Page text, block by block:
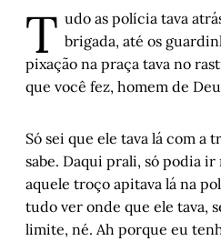
psicanalítica
, por
Trump nem disfarça,
Euclides Bitelo
As vaias, por Gustavo
importa
, por Álvaro
Bruxas, por que não?,
Histórias de
Verissimo em
por Carlos Gerbase
T udo as polícia tava
brigada, até os
pixação na praça tava no
que você fez, homem de
Só sei que ele tava lá com a
sabe. Daqui prali, só podia
aquele troço apitava lá na
tudo ver onde que ele tava,
limite, né. Ah porque eu